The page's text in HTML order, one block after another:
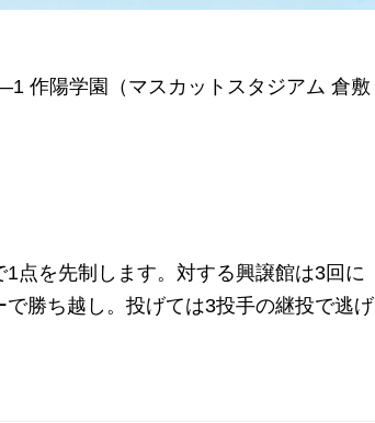
作陽学園（マスカットスタジアム 倉敷
点を先制します。対する興譲館は3回に
勝ち越し。投げては3投手の継投で逃げ